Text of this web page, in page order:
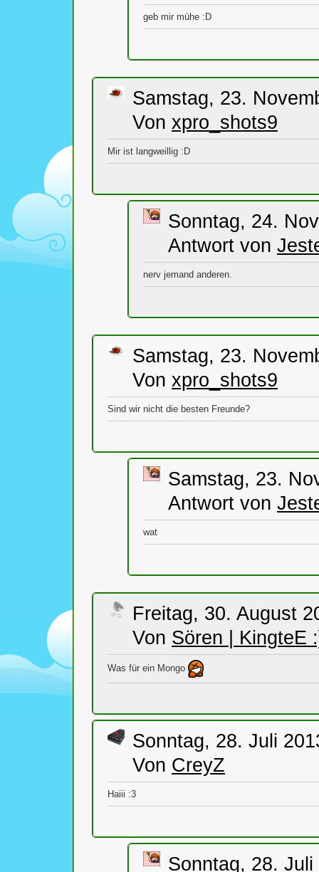
geb mir mühe :D
Samstag, 23.
Von xpro_shots9
Mir ist langweillig :D
Sonntag, 24.
Antwort von
nerv jemand anderen.
Samstag, 23.
Von xpro_shots9
Sind wir nicht die besten Freunde?
Samstag, 23.
Antwort von
wat
Freitag, 30. August
Von Sören | KingteE
Was für ein Mongo
Sonntag, 28. Juli
Von CreyZ
Haiii :3
Sonntag, 28.